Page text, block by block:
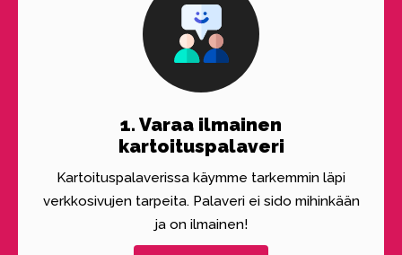
1. Varaa ilmainen
kartoituspalaveri
Kartoituspalaverissa käymme tarkemmin läpi
verkkosivujen tarpeita. Palaveri ei sido mihinkään
ja on ilmainen!